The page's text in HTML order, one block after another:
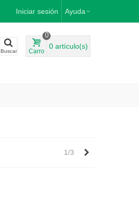
Iniciar sesión Ayuda
Buscar Carro
0
0 artículo(s)
1/3